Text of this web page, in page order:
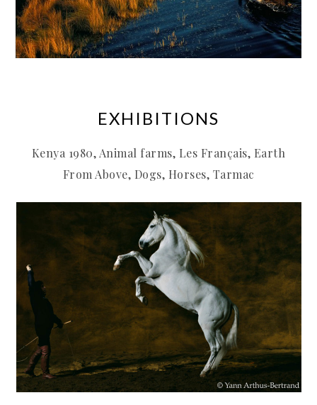
EXHIBITIONS
Kenya 1980, Animal farms, Les Français, Earth
From Above, Dogs, Horses, Tarmac